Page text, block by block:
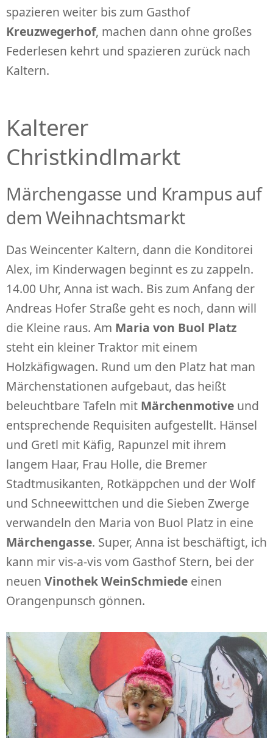
spazieren weiter bis zum Gasthof
Kreuzwegerhof, machen dann ohne großes
Federlesen kehrt und spazieren zurück nach
Kaltern.
Kalterer
Christkindlmarkt
Märchengasse und Krampus auf
dem Weihnachtsmarkt
Das Weincenter Kaltern, dann die Konditorei
Alex, im Kinderwagen beginnt es zu zappeln.
14.00 Uhr, Anna ist wach. Bis zum Anfang der
Andreas Hofer Straße geht es noch, dann will
die Kleine raus. Am Maria von Buol Platz
steht ein kleiner Traktor mit einem
Holzkäfigwagen. Rund um den Platz hat man
Märchenstationen aufgebaut, das heißt
beleuchtbare Tafeln mit Märchenmotive und
entsprechende Requisiten aufgestellt. Hänsel
und Gretl mit Käfig, Rapunzel mit ihrem
langem Haar, Frau Holle, die Bremer
Stadtmusikanten, Rotkäppchen und der Wolf
und Schneewittchen und die Sieben Zwerge
verwandeln den Maria von Buol Platz in eine
Märchengasse. Super, Anna ist beschäftigt, ich
kann mir vis-a-vis vom Gasthof Stern, bei der
neuen Vinothek WeinSchmiede einen
Orangenpunsch gönnen.